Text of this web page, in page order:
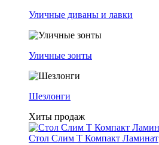
Уличные диваны и лавки
Уличные зонты
Шезлонги
Хиты продаж
Стол Слим Т Компакт Ламинат